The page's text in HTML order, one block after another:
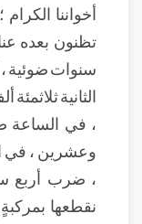
أخواننا
تظنون بعده
سنوات ضوئية
الثانية
، في الساعة
وعشرين ، في
، ضرب أربع
نقطعها